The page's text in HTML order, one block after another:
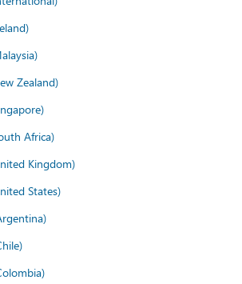
Zealand)
Africa)
Kingdom)
States)